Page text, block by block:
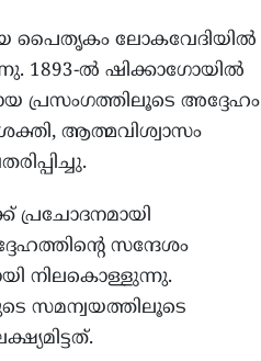
പൈതൃകം ലോകവേദിയിൽ
1893-ൽ ഷിക്കാഗോയിൽ
പ്രസംഗത്തിലൂടെ അദ്ദേഹം
ആത്മവിശ്വാസം
പ്രചോദനമായി
സന്ദേശം
നിലകൊള്ളുന്നു.
സമന്വയത്തിലൂടെ